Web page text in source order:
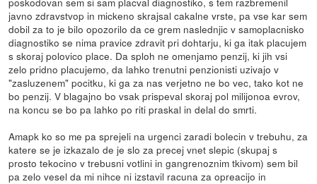
javno zdravstvop in mickeno skrajsal cakalne vrste, pa vse kar sem
dobil za to je bilo opozorilo da ce grem naslednjic v samoplacnisko
diagnostiko se nima pravice zdravit pri dohtarju, ki ga itak placujem
s skoraj polovico place. Da sploh ne omenjamo penzij, ki jih vsi
zelo pridno placujemo, da lahko trenutni penzionisti uzivajo v
"zasluzenem" pocitku, ki ga za nas verjetno ne bo vec, tako kot ne
bo penzij. V blagajno bo vsak prispeval skoraj pol milijonoa evrov,
na koncu se bo pa lahko po riti praskal in delal do smrti.
Amapk ko so me pa sprejeli na urgenci zaradi bolecin v trebuhu, za
katere se je izkazalo de je slo za precej vnet slepic (skupaj s
prosto tekocino v trebusni votlini in gangrenoznim tkivom) sem bil
pa zelo vesel da mi nihce ni izstavil racuna za opreacijo in